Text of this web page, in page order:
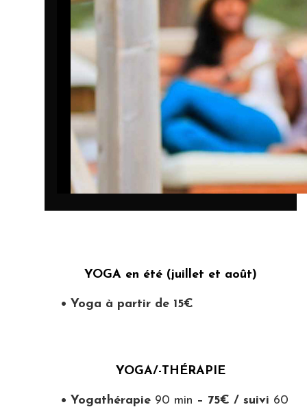
YOGA en été (juillet et août)
• Yoga à partir de 15€
YOGA/-THÉRAPIE
• Yogathérapie 90 min – 75€ / suivi 60